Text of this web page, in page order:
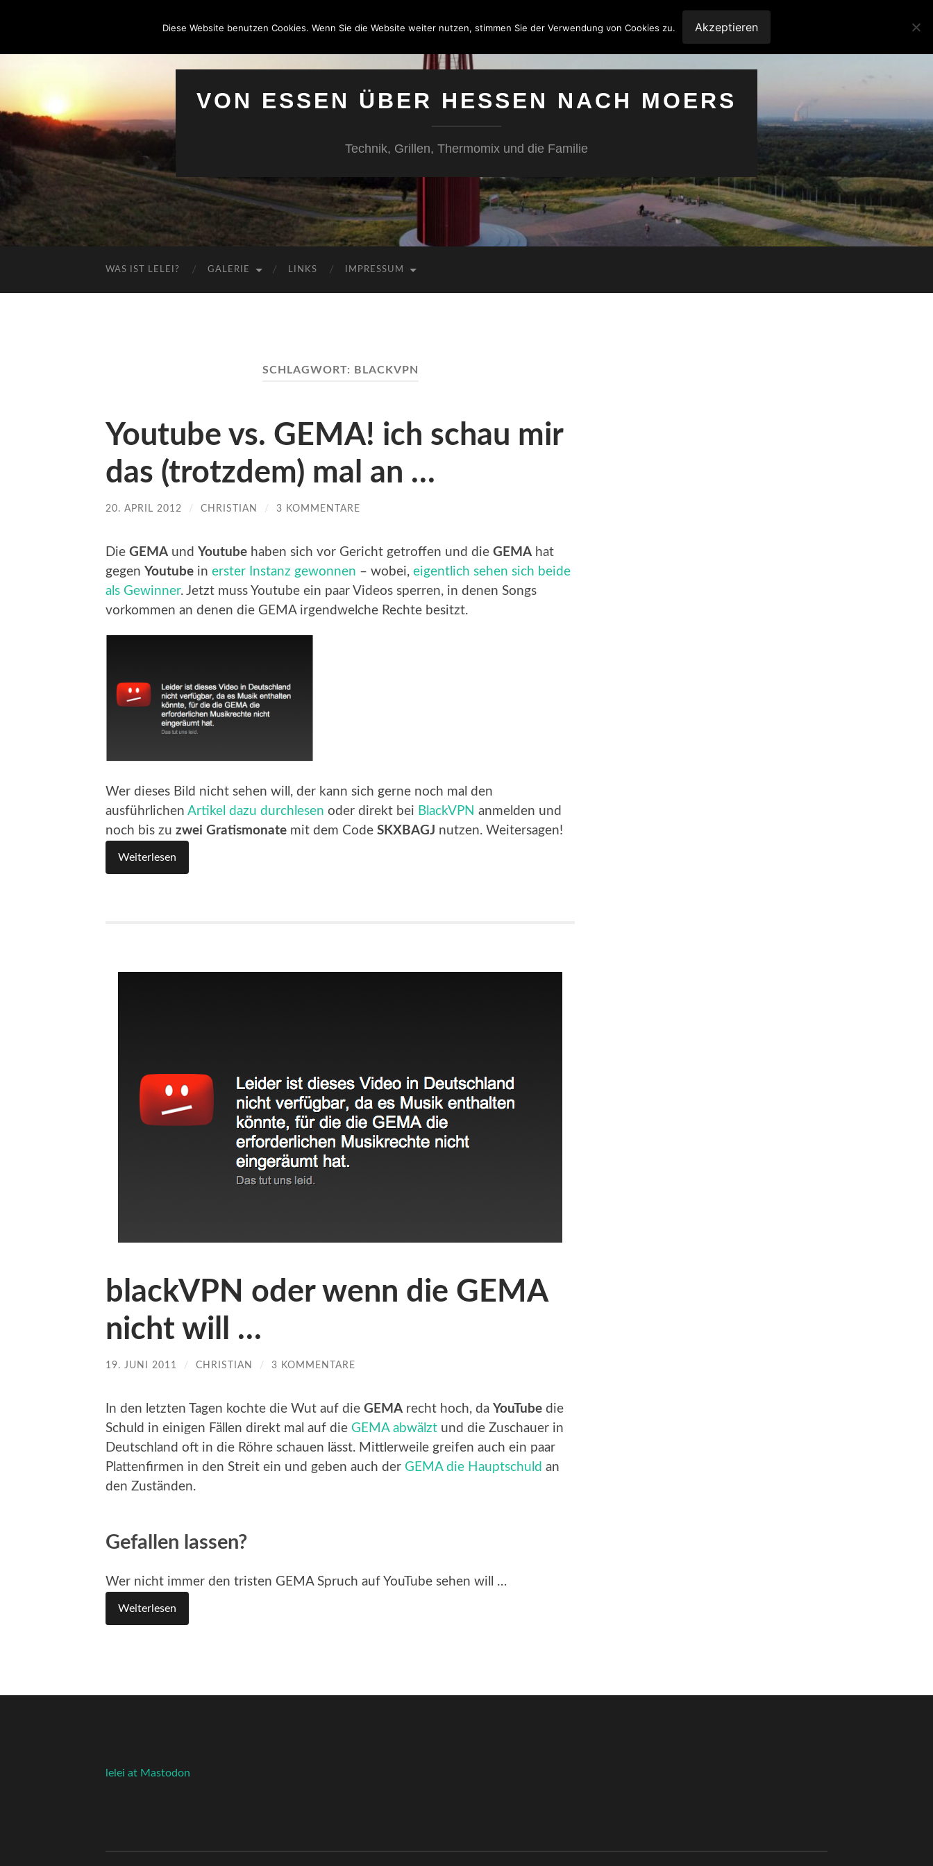
VON ESSEN ÜBER HESSEN NACH MOERS
Technik, Grillen, Thermomix und die Familie
WAS IST LELEI? GALERIE LINKS IMPRESSUM
SCHLAGWORT: BLACKVPN
Youtube vs. GEMA! ich schau mir
das (trotzdem) mal an …
20. APRIL 2012 / CHRISTIAN / 3 KOMMENTARE
Die GEMA und Youtube haben sich vor Gericht getroffen und die GEMA hat
gegen Youtube in erster Instanz gewonnen – wobei, eigentlich sehen sich beide
als Gewinner. Jetzt muss Youtube ein paar Videos sperren, in denen Songs
vorkommen an denen die GEMA irgendwelche Rechte besitzt.
Wer dieses Bild nicht sehen will, der kann sich gerne noch mal den
ausführlichen Artikel dazu durchlesen oder direkt bei BlackVPN anmelden und
noch bis zu zwei Gratismonate mit dem Code SKXBAGJ nutzen. Weitersagen!
Weiterlesen
blackVPN oder wenn die GEMA
nicht will …
19. JUNI 2011 / CHRISTIAN / 3 KOMMENTARE
In den letzten Tagen kochte die Wut auf die GEMA recht hoch, da YouTube die
Schuld in einigen Fällen direkt mal auf die GEMA abwälzt und die Zuschauer in
Deutschland oft in die Röhre schauen lässt. Mittlerweile greifen auch ein paar
Plattenfirmen in den Streit ein und geben auch der GEMA die Hauptschuld an
den Zuständen.
Gefallen lassen?
Wer nicht immer den tristen GEMA Spruch auf YouTube sehen will …
Weiterlesen
lelei at Mastodon
Diese Website benutzen Cookies. Wenn Sie die Website weiter nutzen, stimmen Sie der Verwendung von Cookies zu. Akzeptieren